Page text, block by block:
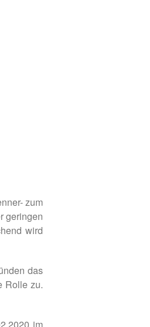
zum
geringen
wird
das
Rolle zu.